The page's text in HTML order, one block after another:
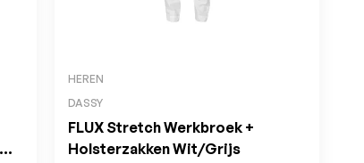
HEREN
DASSY
FLUX Stretch Werkbroek +
Holsterzakken Wit/Grijs